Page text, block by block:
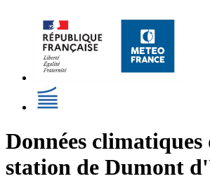
Données climatiques
station de Dumont